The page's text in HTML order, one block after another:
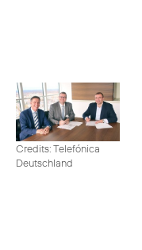
Credits: Telefónica
Deutschland